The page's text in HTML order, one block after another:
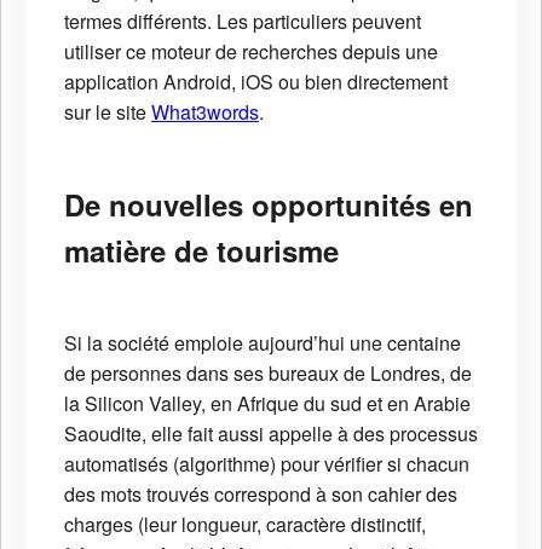
termes différents. Les particuliers peuvent
utiliser ce moteur de recherches depuis une
application Android, iOS ou bien directement
sur le siteWhat3words.
De nouvelles opportunités en
matière de tourisme
Si la société emploie aujourd’hui une centaine
de personnes dans ses bureaux de Londres, de
la Silicon Valley, en Afrique du sud et en Arabie
Saoudite, elle fait aussi appelle à des processus
automatisés (algorithme) pour vérifier si chacun
des mots trouvés correspond à son cahier des
charges (leur longueur, caractère distinctif,